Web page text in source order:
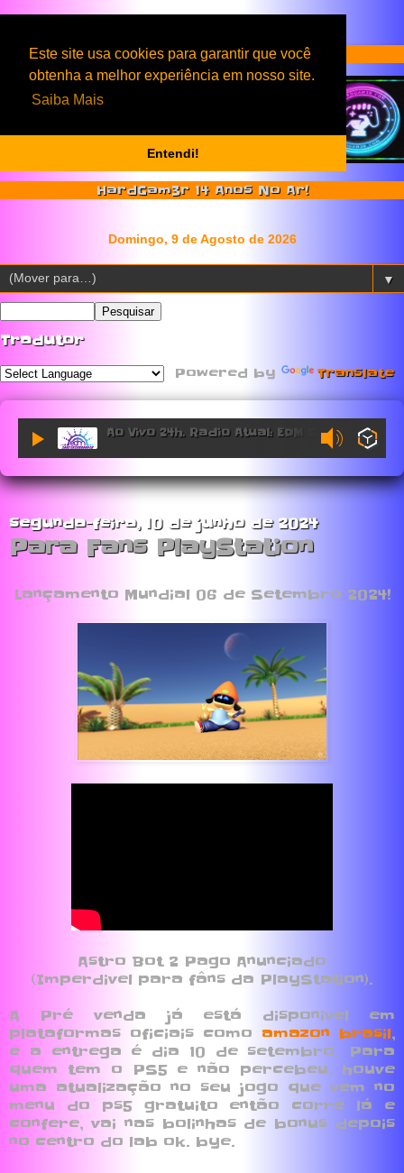
Este site usa cookies para garantir que você
obtenha a melhor experiência em nosso site.
Saiba Mais
Entendi!
Serviços & Produtos HardGam3r
HardGam3r 14 Anos No Ar!
▼
Tradutor
Powered by Translate
Ao Vivo 24h. Radio Atual: EDM Sessions.
segunda-feira, 10 de junho de 2024
Para Fans PlayStation
Lançamento Mundial 06 de Setembro 2024!
Astro Bot 2 Pago Anunciado
(Imperdivel para fâns da PlayStation).
A Pré venda já está disponivel em
plataformas oficiais como amazon brasil,
e a entrega é dia 10 de setembro. Para
quem tem o PS5 e não percebeu, houve
uma atualização no seu jogo que vem no
menu do ps5 gratuito então corre lá e
confere, vai nas bolinhas de bonus depois
no centro do lab ok. bye.